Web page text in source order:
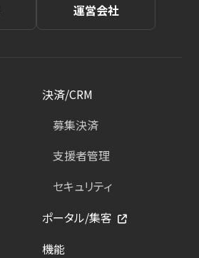
運営会社
決済/CRM
募集決済
支援者管理
セキュリティ
ポータル/集客
機能